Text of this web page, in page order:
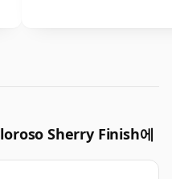
Sherry Finish에